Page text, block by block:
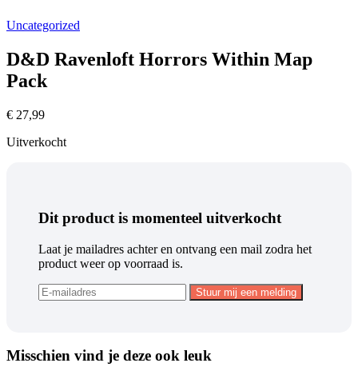
Uncategorized
D&D Ravenloft Horrors Within Map
Pack
€ 27,99
Uitverkocht
Dit product is momenteel uitverkocht
Laat je mailadres achter en ontvang een mail zodra het
product weer op voorraad is.
Misschien vind je deze ook leuk